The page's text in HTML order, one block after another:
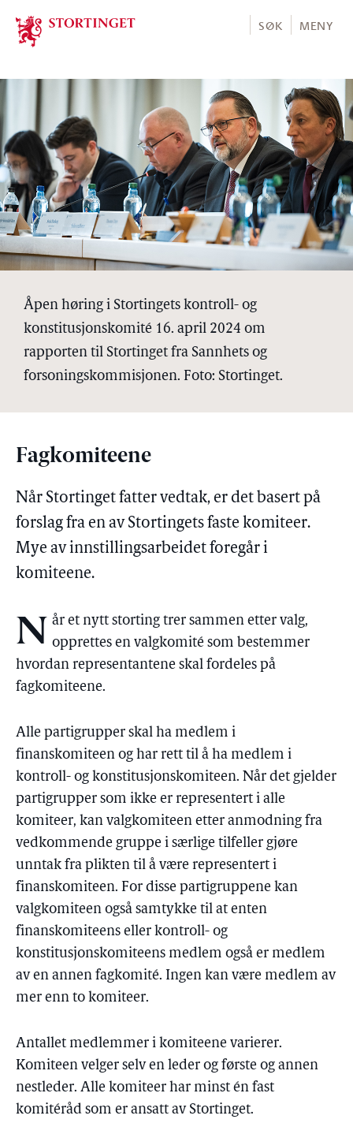
Stortinget.no
SØK MENY
Åpen høring i Stortingets kontroll- og
konstitusjonskomité 16. april 2024 om
rapporten til Stortinget fra Sannhets og
forsoningskommisjonen. Foto: Stortinget.
Fagkomiteene
Når Stortinget fatter vedtak, er det basert på
forslag fra en av Stortingets faste komiteer.
Mye av innstillingsarbeidet foregår i
komiteene.
N år et nytt storting trer sammen etter valg,
opprettes en valgkomité som bestemmer
hvordan representantene skal fordeles på
fagkomiteene.
Alle partigrupper skal ha medlem i
finanskomiteen og har rett til å ha medlem i
kontroll- og konstitusjonskomiteen. Når det gjelder
partigrupper som ikke er representert i alle
komiteer, kan valgkomiteen etter anmodning fra
vedkommende gruppe i særlige tilfeller gjøre
unntak fra plikten til å være representert i
finanskomiteen. For disse partigruppene kan
valgkomiteen også samtykke til at enten
finanskomiteens eller kontroll- og
konstitusjonskomiteens medlem også er medlem
av en annen fagkomité. Ingen kan være medlem av
mer enn to komiteer.
Antallet medlemmer i komiteene varierer.
Komiteen velger selv en leder og første og annen
nestleder. Alle komiteer har minst én fast
komitéråd som er ansatt av Stortinget.